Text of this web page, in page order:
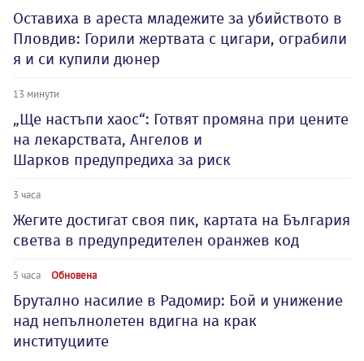
Оставиха в ареста младежите за убийството в
Пловдив: Горили жертвата с цигари, ограбили
я и си купили дюнер
13 минути
„Ще настъпи хаос“: Готвят промяна при цените
на лекарствата, Ангелов и
Шарков предупредиха за риск
3 часа
Жегите достигат своя пик, картата на България
светва в предупредителен оранжев код
5 часа Обновена
Брутално насилие в Радомир: Бой и унижение
над непълнолетен вдигна на крак
институциите